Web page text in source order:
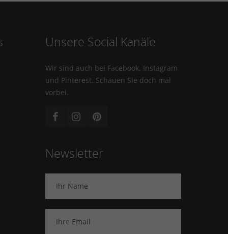
Unsere Social Kanäle
Wir sind auch bei Facebook, Instagram
und Pinterest. Schauen Sie doch mal
vorbei.
Newsletter